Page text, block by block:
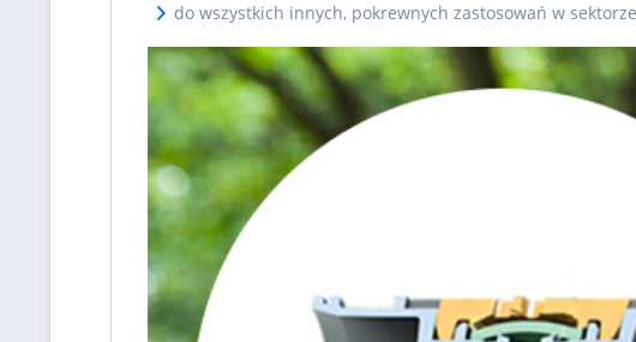
do wszystkich innych, pokrewnych zastosowań w